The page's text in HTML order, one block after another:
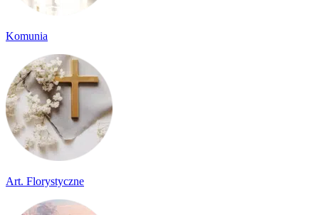
Komunia
Art. Florystyczne